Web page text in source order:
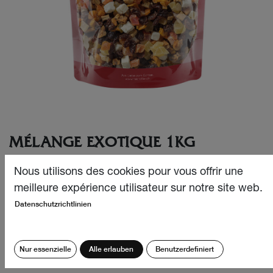
MÉLANGE EXOTIQUE 1KG
La sensation des Caraïbes à l'état pur ! Le mélange
nectaflor pour les mers du Sud réunit des fruits exotiques
comme l'ananas, la papaye, la mangue, la banane, la noix
CHF17.60
Nous utilisons des cookies pour vous offrir une
meilleure expérience utilisateur sur notre site web.
Datenschutzrichtlinien
Nur essenzielle Alle erlauben Benutzerdefiniert